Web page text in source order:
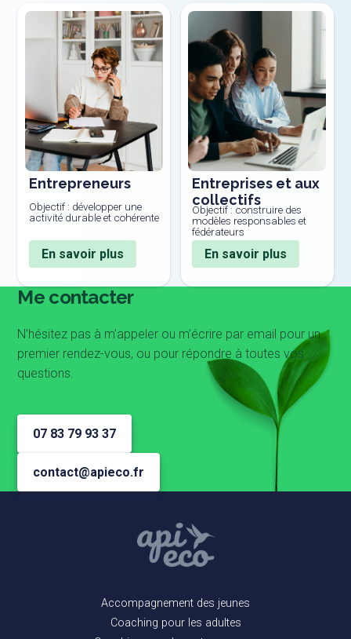
Entrepreneurs
Objectif : développer une
activité durable et cohérente
En savoir plus
Entreprises et aux
collectifs
Objectif : construire des
modèles responsables et
fédérateurs
En savoir plus
Me contacter
N’hésitez pas à m’appeler ou m’écrire par email pour un
premier rendez-vous, ou pour répondre à toutes vos
questions.
07 83 79 93 37
contact@apieco.fr
Accompagnement des jeunes
Coaching pour les adultes